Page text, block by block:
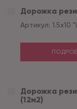
Дорожка
Артикул: 1.5х10
Дорожка
(12м2)